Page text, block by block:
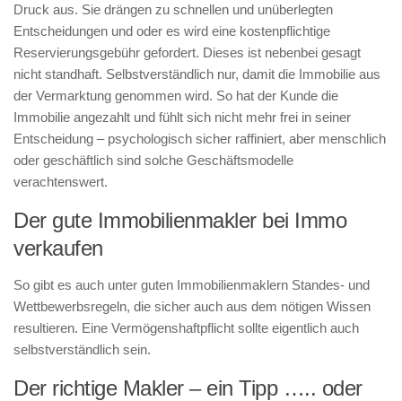
Druck aus. Sie drängen zu schnellen und unüberlegten
Entscheidungen und oder es wird eine kostenpflichtige
Reservierungsgebühr gefordert. Dieses ist nebenbei gesagt
nicht standhaft. Selbstverständlich nur, damit die Immobilie aus
der Vermarktung genommen wird. So hat der Kunde die
Immobilie angezahlt und fühlt sich nicht mehr frei in seiner
Entscheidung – psychologisch sicher raffiniert, aber menschlich
oder geschäftlich sind solche Geschäftsmodelle
verachtenswert.
Der gute Immobilienmakler bei Immo
verkaufen
So gibt es auch unter guten Immobilienmaklern Standes- und
Wettbewerbsregeln, die sicher auch aus dem nötigen Wissen
resultieren. Eine Vermögenshaftpflicht sollte eigentlich auch
selbstverständlich sein.
Der richtige Makler – ein Tipp ….. oder